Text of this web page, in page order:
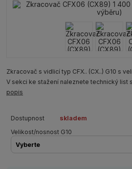
Zkracovač s vidlicí typ CFX.. (CX..) G10 s
V sekci ke stažení naleznete technický list
popis
Dostupnost
skladem
Velikost/nosnost G10